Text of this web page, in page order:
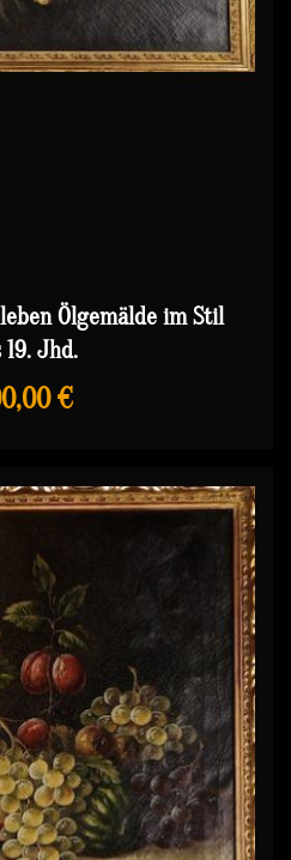
Ölgemälde im Stil
19. Jhd.
€